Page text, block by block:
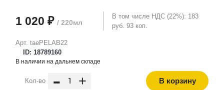
Арт. taePELAB22
ID: 18789160
1 020 ₽ / 220мл
В том числе НДС (22%): 183
руб. 93 коп.
В наличии на дальнем складе
Кол-во - + В корзину